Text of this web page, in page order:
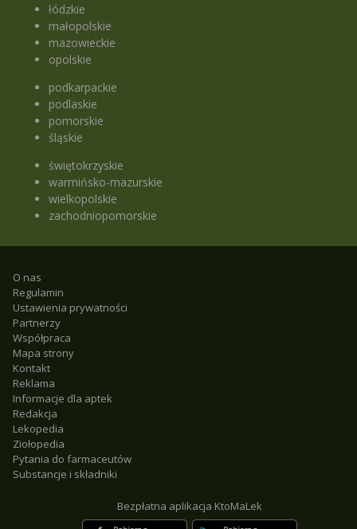
łódzkie
małopolskie
mazowieckie
opolskie
podkarpackie
podlaskie
pomorskie
śląskie
świętokrzyskie
warmińsko-mazurskie
wielkopolskie
zachodniopomorskie
O nas
Regulamin
Ustawienia prywatności
Partnerzy
Współpraca
Mapa strony
Kontakt
Reklama
Informacje dla aptek
Redakcja
Lekopedia
Ziołopedia
Pytania do farmaceutów
Substancje i składniki
Bezpłatna aplikacja KtoMaLek